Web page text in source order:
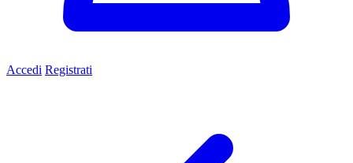
Accedi Registrati